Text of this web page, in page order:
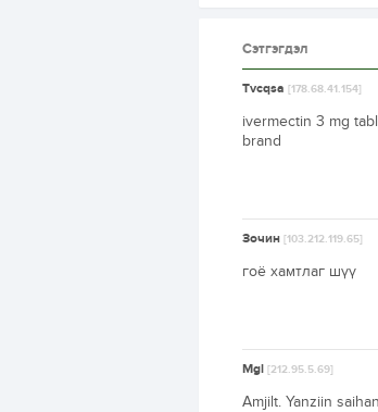
Сэтгэгдэл
Tvcqsa [178.68.41.154]
ivermectin 3 mg
brand
Зочин [103.212.119.65]
гоё хамтлаг шүү
Mgl [212.95.5.69]
Amjilt. Yanziin